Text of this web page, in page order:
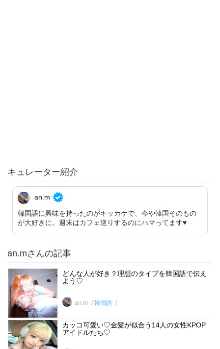
キュレーター紹介
an.m
韓国語に興味を持ったのがキッカケで、今や韓国そのもの
が大好きに。週末はカフェ巡りするのにハマってます♥︎
an.mさんの記事
どんな人が好き？理想のタイプを韓国語で伝え
よう♡
an.m 韓国語
カッコ可愛い♡金髪が似合う14人の女性KPOP
アイドルたち♡